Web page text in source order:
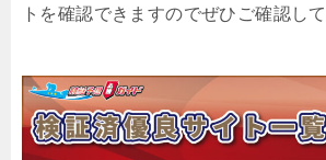
トを確認できますのでぜひご確認し